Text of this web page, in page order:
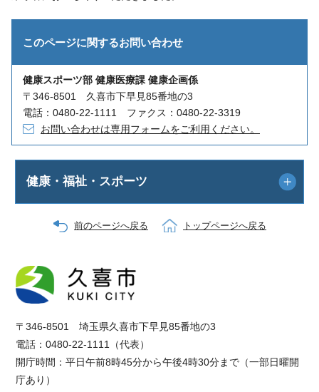
このページに関するお問い合わせ
健康スポーツ部 健康医療課 健康企画係
〒346-8501 久喜市下早見85番地の3
電話：0480-22-1111 ファクス：0480-22-3319
お問い合わせは専用フォームをご利用ください。
健康・福祉・スポーツ
前のページへ戻る トップページへ戻る
〒346-8501 埼玉県久喜市下早見85番地の3
電話：0480-22-1111（代表）
開庁時間：平日午前8時45分から午後4時30分まで（一部日曜開
庁あり）